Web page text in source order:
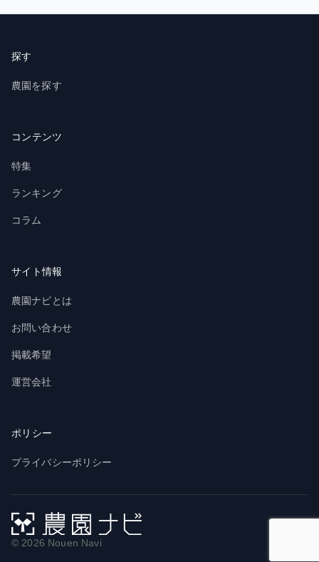
探す
農園を探す
コンテンツ
特集
ランキング
コラム
サイト情報
農園ナビとは
お問い合わせ
掲載希望
運営会社
ポリシー
プライバシーポリシー
© 2026 Nouen Navi